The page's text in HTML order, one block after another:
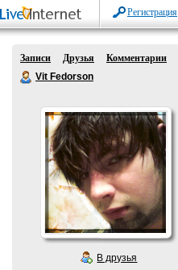
Регистрация
Записи Друзья
Комментарии
Vit Fedorson
В друзья